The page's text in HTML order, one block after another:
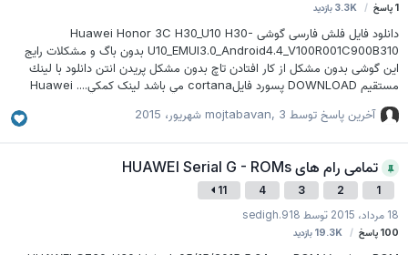
پاسخ 3.3Kبازدید
دانلود فایل فلش فارسی گوشی Huawei Honor 3C H30_U10 H30-
U10_EMUI3.0_Android4.4_V100R001C900B310 بدون باگ و مشکلات رایج
این گوشی بدون مشكل از كار افتادن تاچ بدون مشكل پريدن انتن دانلود با لينك
مستقيم DOWNLOAD پسورد فايلcortana مي باشد لینک كمكي.... Huawei
آخرین پاسخ توسط
mojtabavan ,3 شهریور، 2015
تمامی رام های HUAWEI Serial G - ROMs
2
3
4
11
18 مرداد، 2015 توسط sedigh.918
100 پاسخ 19.3Kبازدید